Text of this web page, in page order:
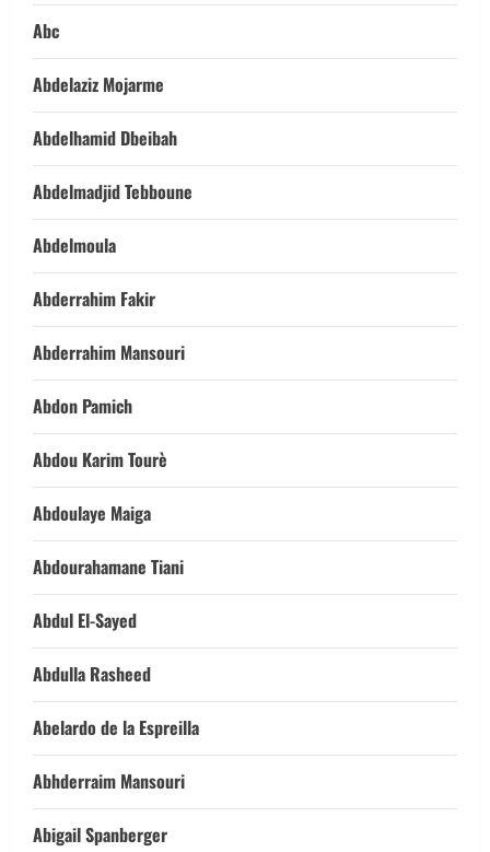
Abc
Abdelaziz Mojarme
Abdelhamid Dbeibah
Abdelmadjid Tebboune
Abdelmoula
Abderrahim Fakir
Abderrahim Mansouri
Abdon Pamich
Abdou Karim Tourè
Abdoulaye Maiga
Abdourahamane Tiani
Abdul El-Sayed
Abdulla Rasheed
Abelardo de la Espreilla
Abhderraim Mansouri
Abigail Spanberger